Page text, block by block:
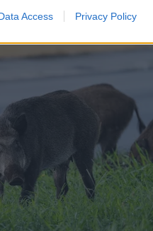
Access Privacy Policy